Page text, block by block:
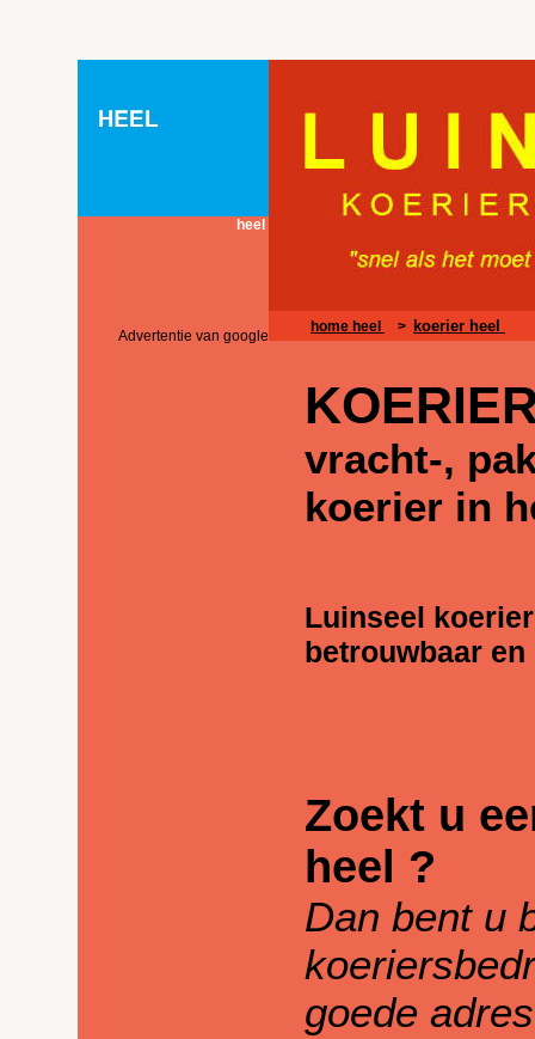
heel
Advertentie van google
home heel > koerier heel
vracht-,
koerier in
Luinseel
betrouwbaar
Zoekt u
heel ?
Dan bent u
goede